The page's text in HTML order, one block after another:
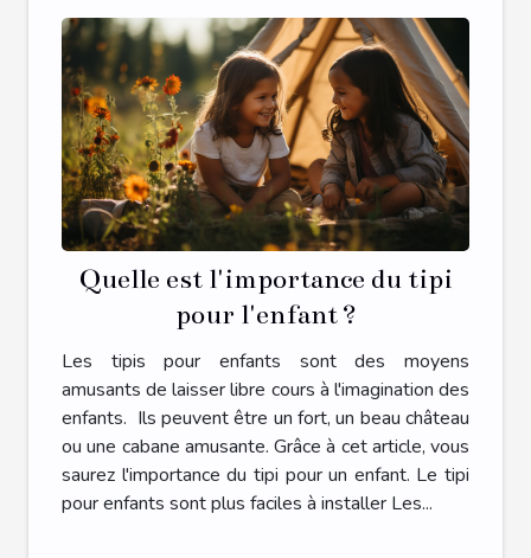
Quelle est l'importance du tipi
pour l'enfant ?
Les tipis pour enfants sont des moyens
amusants de laisser libre cours à l'imagination des
enfants. Ils peuvent être un fort, un beau château
ou une cabane amusante. Grâce à cet article, vous
saurez l'importance du tipi pour un enfant. Le tipi
pour enfants sont plus faciles à installer Les...